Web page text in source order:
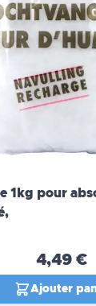
1kg pour
4,49 €
Ajouter